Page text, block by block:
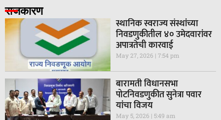
राजकारण
स्थानिक स्वराज्य संस्थांच्या
निवडणुकीतील ४० उमेदवारांवर
अपात्रतेची कारवाई
May 27, 2026 7:54 pm
बारामती विधानसभा
पोटनिवडणुकीत सुनेत्रा पवार
यांचा विजय
May 5, 2026 5:49 am